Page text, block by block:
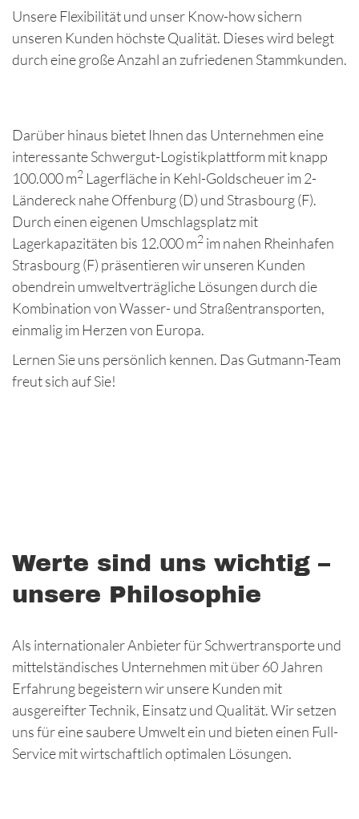
Unsere Flexibilität und unser Know-how sichern
unseren Kunden höchste Qualität. Dieses wird belegt
durch eine große Anzahl an zufriedenen Stammkunden.
Darüber hinaus bietet Ihnen das Unternehmen eine
interessante Schwergut-Logistikplattform mit knapp
100.000 m2 Lagerfläche in Kehl-Goldscheuer im 2-
Ländereck nahe Offenburg (D) und Strasbourg (F).
Durch einen eigenen Umschlagsplatz mit
Lagerkapazitäten bis 12.000 m2 im nahen Rheinhafen
Strasbourg (F) präsentieren wir unseren Kunden
obendrein umweltverträgliche Lösungen durch die
Kombination von Wasser- und Straßentransporten,
einmalig im Herzen von Europa.
Lernen Sie uns persönlich kennen. Das Gutmann-Team
freut sich auf Sie!
Werte sind uns wichtig –
unsere Philosophie
Als internationaler Anbieter für Schwertransporte und
mittelständisches Unternehmen mit über 60 Jahren
Erfahrung begeistern wir unsere Kunden mit
ausgereifter Technik, Einsatz und Qualität. Wir setzen
uns für eine saubere Umwelt ein und bieten einen Full-
Service mit wirtschaftlich optimalen Lösungen.